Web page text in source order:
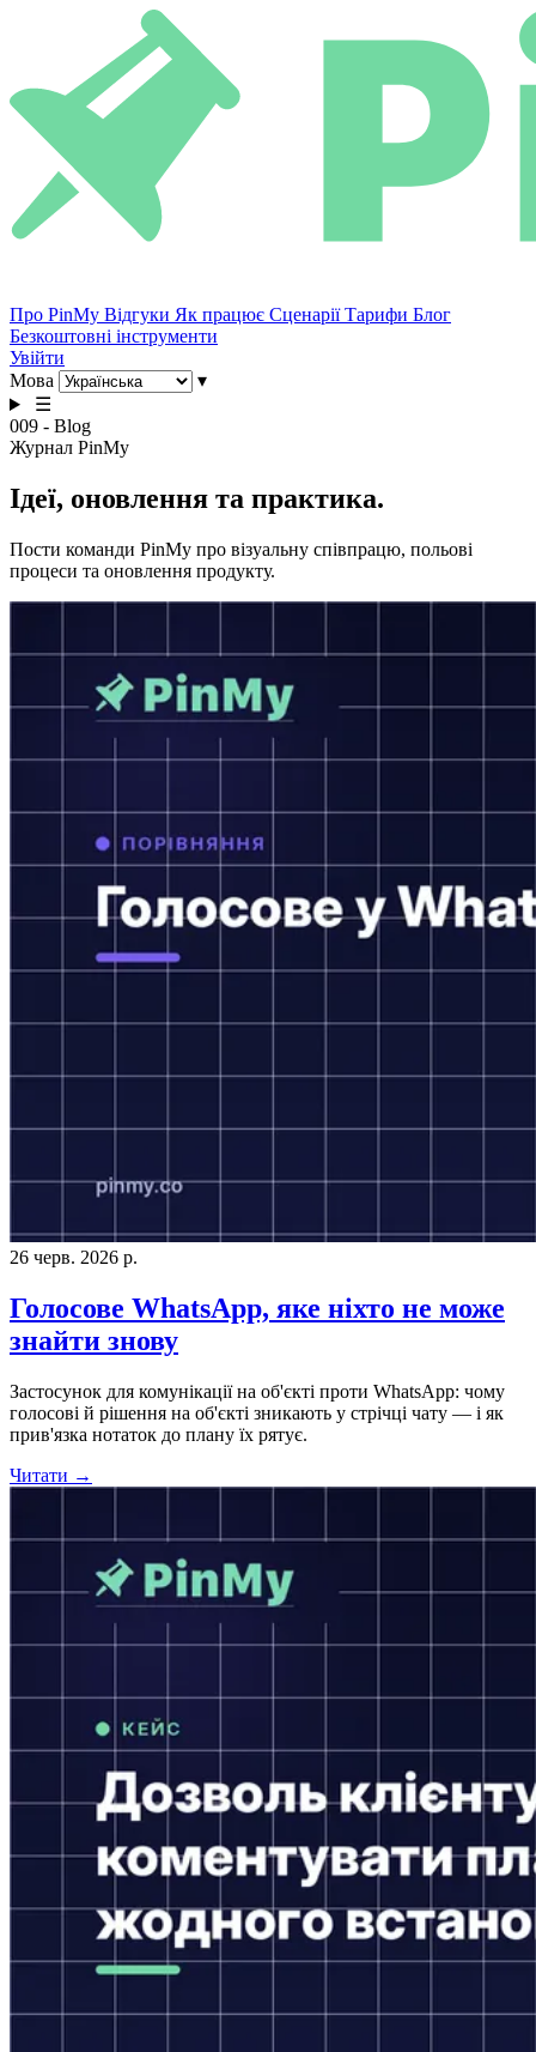
Про PinMy Відгуки Як працює СценаріїТарифи Блог
Безкоштовні інструменти
Увійти
Мова
▾
☰
009 - Blog
Журнал PinMy
Ідеї, оновлення та практика.
Пости команди PinMy про візуальну співпрацю, польові
процеси та оновлення продукту.
26 черв. 2026 р.
Голосове WhatsApp, яке ніхто не може
знайти знову
Застосунок для комунікації на об'єкті проти WhatsApp: чому
голосові й рішення на об'єкті зникають у стрічці чату — і як
прив'язка нотаток до плану їх рятує.
Читати →